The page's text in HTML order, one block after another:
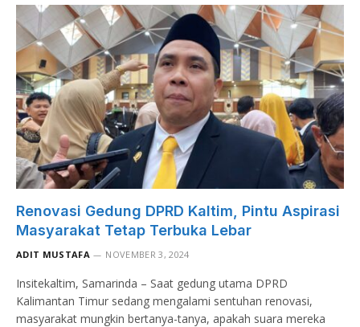
Renovasi Gedung DPRD Kaltim, Pintu Aspirasi
Masyarakat Tetap Terbuka Lebar
ADIT MUSTAFA NOVEMBER 3, 2024
Insitekaltim, Samarinda – Saat gedung utama DPRD
Kalimantan Timur sedang mengalami sentuhan renovasi,
masyarakat mungkin bertanya-tanya, apakah suara mereka